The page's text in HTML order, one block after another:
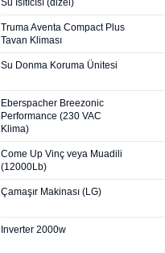
Su Isıtıcısı (dizel)
Truma Aventa Compact Plus
Tavan Kliması
Su Donma Koruma Ünitesi
Eberspacher Breezonic
Performance (230 VAC
Klima)
Come Up Vinç veya Muadili
(12000Lb)
Çamaşır Makinası (LG)
Inverter 2000w